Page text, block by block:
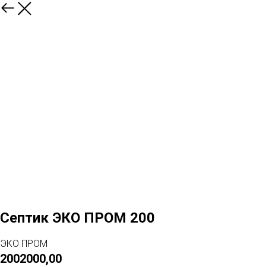
Септик ЭКО ПРОМ 200
ЭКО ПРОМ
2002000,00